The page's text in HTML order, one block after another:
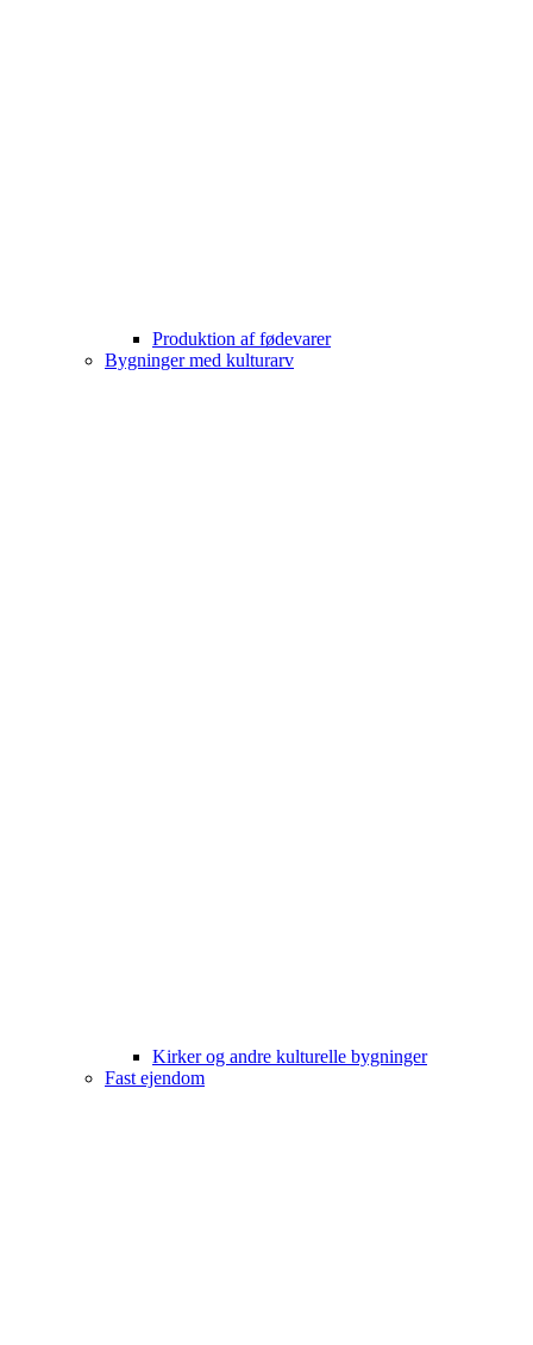
Produktion af fødevarer
Bygninger med kulturarv
Kirker og andre kulturelle bygninger
Fast ejendom